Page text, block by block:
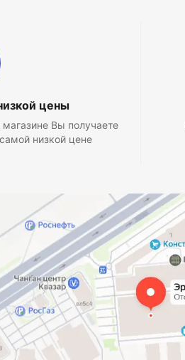
цены
Вы получаете
низкой цене